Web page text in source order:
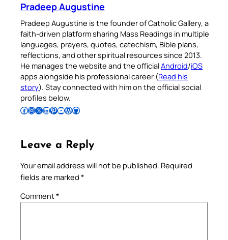
Pradeep Augustine
Pradeep Augustine is the founder of Catholic Gallery, a
faith-driven platform sharing Mass Readings in multiple
languages, prayers, quotes, catechism, Bible plans,
reflections, and other spiritual resources since 2013.
He manages the website and the officialAndroid/iOS
apps alongside his professional career (Read his
story). Stay connected with him on the official social
profiles below.
Follow Pradeep on Facebook Follow Pradeep on InstagramFollow Pradeep on X Follow Pradeep on LinkedIn Follow Pradeep on Pinterest Subscribe to Pradeep’s Youtube Channel Follow Pradeep on WordPress Follow Pradeep on GitHub
Leave a Reply
Your email address will not be published. Required
fields are marked *
Comment*